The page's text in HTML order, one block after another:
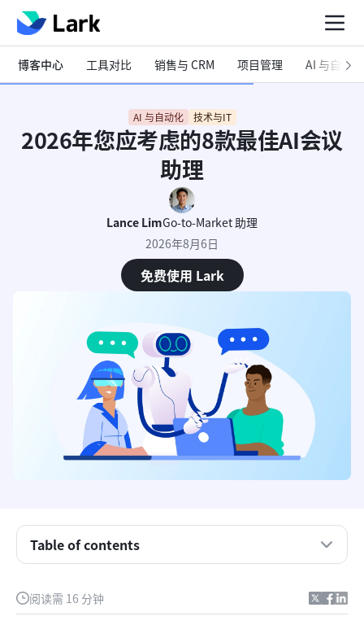
博客中心 工具对比 销售与 CRM 项目管理 AI 与自动化
AI 与自动化 技术与IT
2026年您应考虑的8款最佳AI会议
助理
Lance LimGo-to-Market 助理
2026年8月6日
免费使用 Lark
阅读需 16 分钟
Table of contents
8款最佳AI会议助理